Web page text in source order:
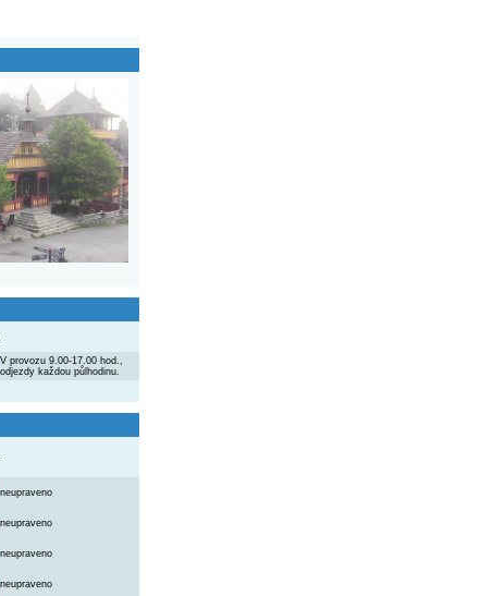
V provozu 9.00-17.00 hod.,
odjezdy každou půlhodinu.
neupraveno
neupraveno
neupraveno
neupraveno